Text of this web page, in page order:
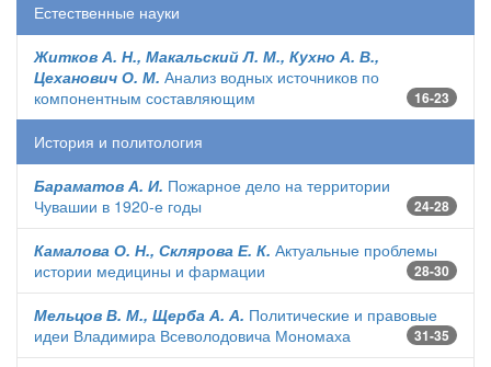
Естественные науки
Житков А. Н., Макальский Л. М., Кухно А. В.,
Цеханович О. М. Анализ водных источников по
компонентным составляющим
16-23
История и политология
Бараматов А. И. Пожарное дело на территории
Чувашии в 1920-е годы
24-28
Камалова О. Н., Склярова Е. К. Актуальные проблемы
истории медицины и фармации
28-30
Мельцов В. М., Щерба А. А. Политические и правовые
идеи Владимира Всеволодовича Мономаха
31-35